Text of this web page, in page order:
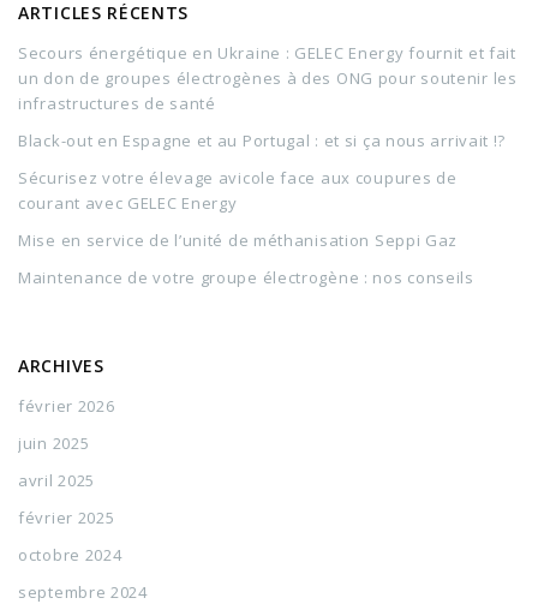
ARTICLES RÉCENTS
Secours énergétique en Ukraine : GELEC Energy fournit et fait
un don de groupes électrogènes à des ONG pour soutenir les
infrastructures de santé
Black-out en Espagne et au Portugal : et si ça nous arrivait !?
Sécurisez votre élevage avicole face aux coupures de
courant avec GELEC Energy
Mise en service de l’unité de méthanisation Seppi Gaz
Maintenance de votre groupe électrogène : nos conseils
ARCHIVES
février 2026
juin 2025
avril 2025
février 2025
octobre 2024
septembre 2024